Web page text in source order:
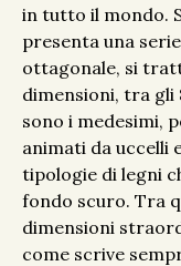
in tutto il mondo.
presenta una
ottagonale, si
dimensioni, tra gli
sono i medesimi,
animati da uccelli
tipologie di legni
fondo scuro. Tra
dimensioni
come scrive